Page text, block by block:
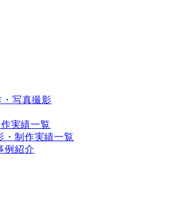
写真撮影
実績一覧
・制作実績一覧
例紹介